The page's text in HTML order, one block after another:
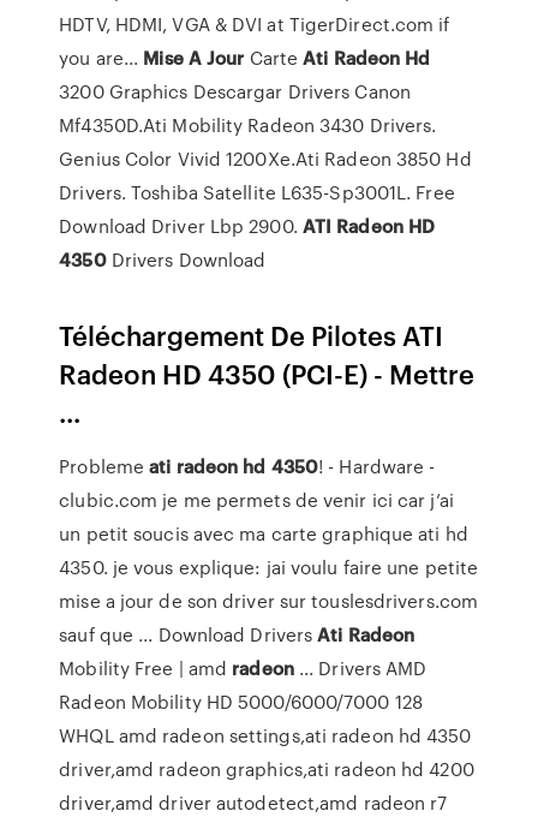
HDTV, HDMI, VGA & DVI at TigerDirect.com if
you are... Mise AJour CarteAti Radeon Hd
3200 Graphics Descargar Drivers Canon
Mf4350D.Ati Mobility Radeon 3430 Drivers.
Genius Color Vivid 1200Xe.Ati Radeon 3850 Hd
Drivers. Toshiba Satellite L635-Sp3001L. Free
Download Driver Lbp 2900. ATI Radeon HD
4350Drivers Download
Téléchargement De Pilotes ATI
Radeon HD 4350 (PCI-E) - Mettre
...
Problemeati radeon hd 4350! - Hardware -
clubic.com je me permets de venir ici car j’ai
un petit soucis avec ma carte graphique ati hd
4350. je vous explique: jai voulu faire une petite
mise a jour de son driver sur touslesdrivers.com
sauf que ... Download DriversAti Radeon
Mobility Free | amd radeon... Drivers AMD
Radeon Mobility HD 5000/6000/7000 128
WHQL amd radeon settings,ati radeon hd 4350
driver,amd radeon graphics,ati radeon hd 4200
driver,amd driver autodetect,amd radeon r7